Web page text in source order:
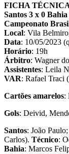
FICHA
Santos 3 x 0 Bahia
Campeonato
Local: Vila
Data: 10/05/2023
Horário: 19h
Árbitro: Wagner
Assistentes: Leila
VAR: Rafael Traci
Cartões amarelos:
Gols: Deivid,
Santos: João
Carlos). Técnico:
Bahia: Marcos